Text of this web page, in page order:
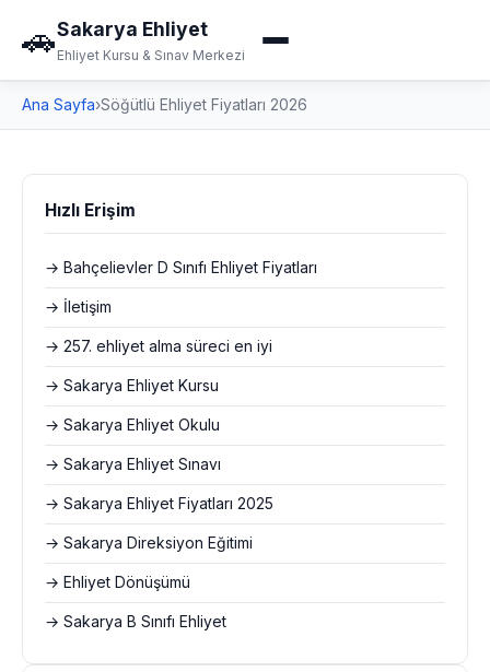
🚗Sakarya Ehliyet
Ehliyet Kursu & Sınav Merkezi
Ana Sayfa›Söğütlü Ehliyet Fiyatları 2026
Hızlı Erişim
→ Bahçelievler D Sınıfı Ehliyet Fiyatları
→ İletişim
→ 257. ehliyet alma süreci en iyi
→ Sakarya Ehliyet Kursu
→ Sakarya Ehliyet Okulu
→ Sakarya Ehliyet Sınavı
→ Sakarya Ehliyet Fiyatları 2025
→ Sakarya Direksiyon Eğitimi
→ Ehliyet Dönüşümü
→ Sakarya B Sınıfı Ehliyet